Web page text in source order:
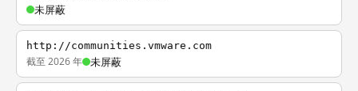
未屏蔽
http://communities.vmware.com
截至 2026 年 未屏蔽